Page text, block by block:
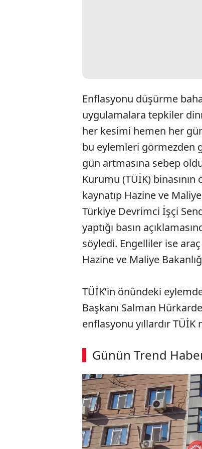
Enflasyonu düşürme
uygulamalara tepkiler
her kesimi hemen her
bu eylemleri görmezden
gün artmasına sebep
Kurumu (TÜİK)
kaynatıp Hazine ve
Türkiye Devrimci İşçi
yaptığı basın
söyledi. Engelliler ise
Hazine ve Maliye
TÜİK’in önündeki
Başkanı Salman
enflasyonu yıllardır
Günün Trend